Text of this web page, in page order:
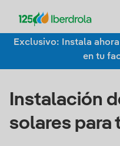
Exclusivo: Instala
en tu
Instalación
solares para